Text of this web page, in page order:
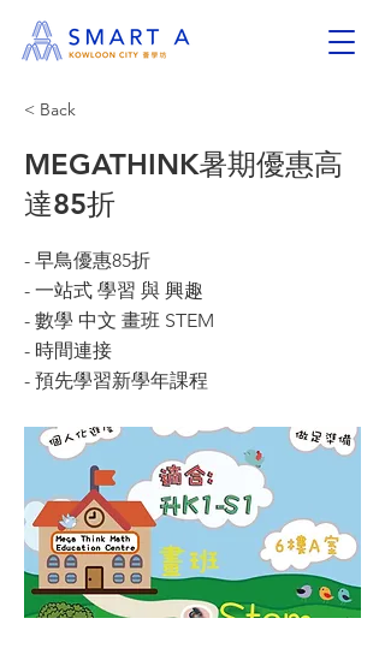
< Back
MEGATHINK暑期優惠高
達85折
- 早鳥優惠85折
- 一站式 學習 與 興趣
- 數學 中文 畫班 STEM
- 時間連接
- 預先學習新學年課程